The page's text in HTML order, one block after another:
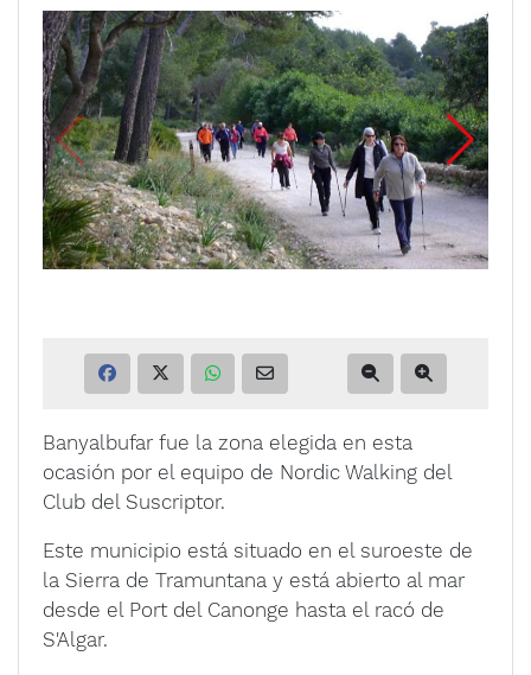
Banyalbufar fue la zona elegida en esta
ocasión por el equipo de Nordic Walking del
Club del Suscriptor.
Este municipio está situado en el suroeste de
la Sierra de Tramuntana y está abierto al mar
desde el Port del Canonge hasta el racó de
S'Algar.